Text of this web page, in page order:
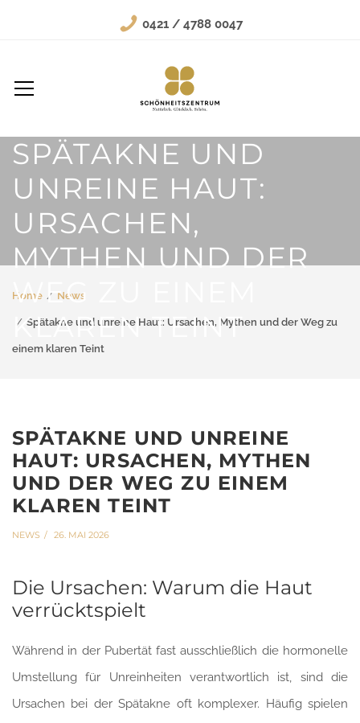
0421 / 4788 0047
SPÄTAKNE UND
UNREINE HAUT:
URSACHEN,
MYTHEN UND DER
WEG ZU EINEM
KLAREN TEINT
Home News
Spätakne und unreine Haut: Ursachen, Mythen und der Weg zu
einem klaren Teint
SPÄTAKNE UND UNREINE
HAUT: URSACHEN, MYTHEN
UND DER WEG ZU EINEM
KLAREN TEINT
NEWS 26. MAI 2026
Die Ursachen: Warum die Haut
verrücktspielt
Während in der Pubertät fast ausschließlich die hormonelle
Umstellung für Unreinheiten verantwortlich ist, sind die
Ursachen bei der Spätakne oft komplexer. Häufig spielen